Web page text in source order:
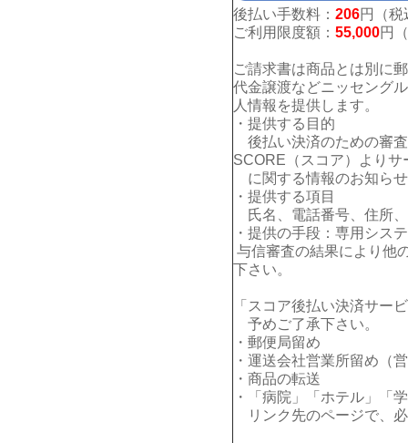
後払い手数料： 206円（税
ご利用限度額： 55,000円
ご請求書は商品とは別に
代金譲渡などニッセング
人情報を提供します。
・提供する目的
後払い決済のための審
SCORE（スコア）よりサ
に関する情報のお知ら
・提供する項目
氏名、電話番号、住所
・提供の手段：専用シス
与信審査の結果により他
下さい。
「スコア後払い決済サー
予めご了承下さい。
・郵便局留め
・運送会社営業所留め（
・商品の転送
・「病院」「ホテル」「
リンク先のページで、